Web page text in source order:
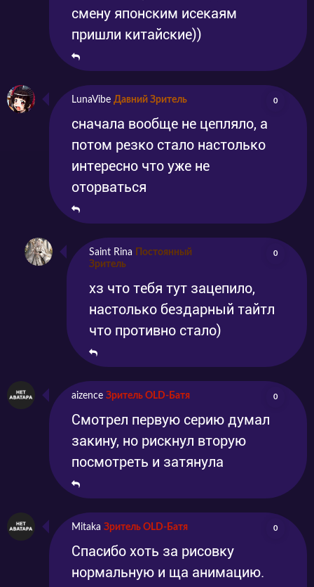
смену японским исекаям
пришли китайские))
LunaVibe Давний Зритель 0
сначала вообще не цепляло, а
потом резко стало настолько
интересно что уже не
оторваться
Saint Rina
Постоянный
Зритель
0
хз что тебя тут зацепило,
настолько бездарный тайтл
что противно стало)
aizence Зритель OLD-Батя 0
Смотрел первую серию думал
закину, но рискнул вторую
посмотреть и затянула
Mitaka Зритель OLD-Батя 0
Спасибо хоть за рисовку
нормальную и ща анимацию.